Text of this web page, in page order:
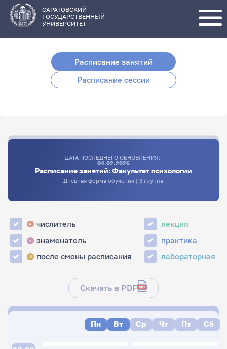
основному
содержанию
САРАТОВСКИЙ
ГОСУДАРСТВЕННЫЙ
УНИВЕРСИТЕТ
Расписание занятий
Расписание сессии
ДАТА ПОСЛЕДНЕГО ОБНОВЛЕНИЯ:
04.02.2026
Расписание занятий: Факультет психологии
Дневная форма обучения | 3 группа
ч числитель
з знаменатель
↺ после смены расписания
лекция
практика
лабораторная
Скачать в PDF
Пн Вт Ср Чт Пт Сб